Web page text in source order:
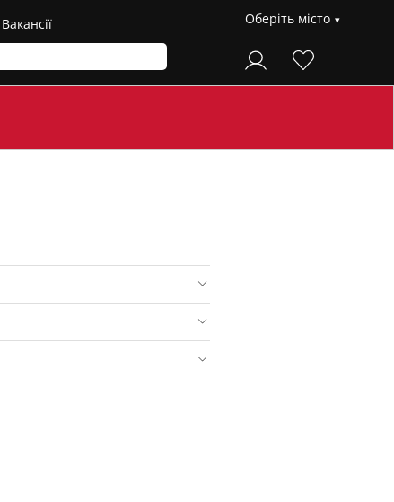
Вакансії Оберіть місто